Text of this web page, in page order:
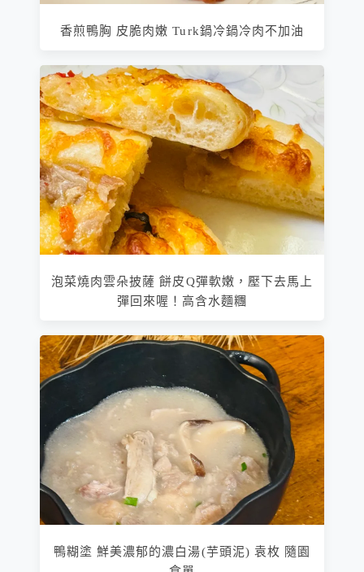
香煎鴨胸 皮脆肉嫩 Turk鍋冷鍋冷肉不加油
泡菜燒肉雲朵披薩 餅皮Q彈軟嫩，壓下去馬上
彈回來喔！高含水麵糰
鴨糊塗 鮮美濃郁的濃白湯(芋頭泥) 袁枚 隨園